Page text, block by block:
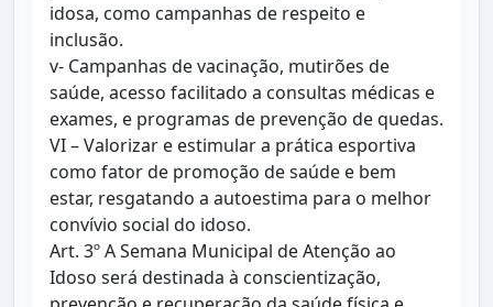
idosa, como campanhas de respeito e
inclusão.
v- Campanhas de vacinação, mutirões de
saúde, acesso facilitado a consultas médicas e
exames, e programas de prevenção de quedas.
VI – Valorizar e estimular a prática esportiva
como fator de promoção de saúde e bem
estar, resgatando a autoestima para o melhor
convívio social do idoso.
Art. 3º A Semana Municipal de Atenção ao
Idoso será destinada à conscientização,